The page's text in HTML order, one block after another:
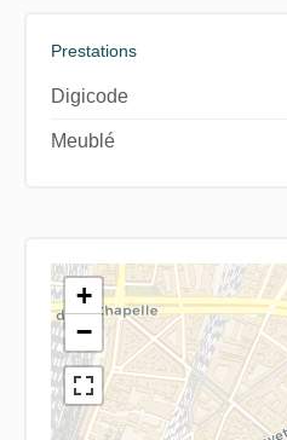
Prestations
Digicode
Meublé
+
−